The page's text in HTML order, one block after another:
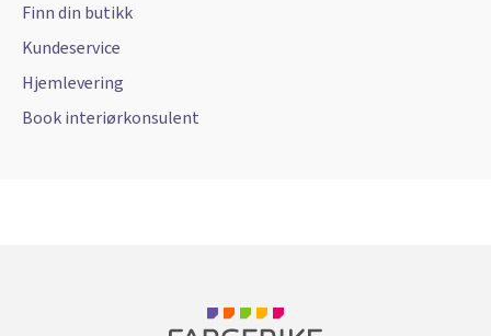
Finn din butikk
Kundeservice
Hjemlevering
Book interiørkonsulent